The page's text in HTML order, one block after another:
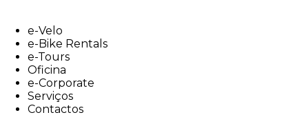
contente-Velo
e-Bike Rentals
e-Tours
Oficina
e-Corporate
Serviços
Contactos